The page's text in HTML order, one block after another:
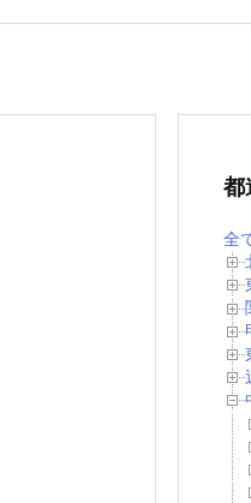
都
全